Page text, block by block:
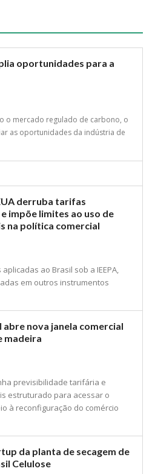
oportunidades para a
o mercado regulado de carbono, o
as oportunidades da indústria de
derruba tarifas
impõe limites ao uso de
na política comercial
ao Brasil sob a IEEPA,
em outros instrumentos
nova janela comercial
madeira
previsibilidade tarifária e
estruturado para acessar o
à reconfiguração do comércio
da planta de secagem de
Celulose